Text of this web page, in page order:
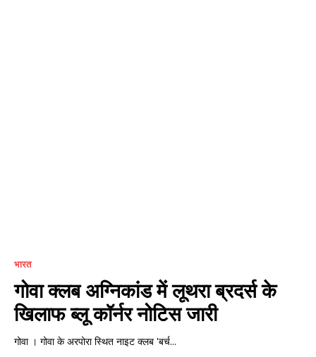
भारत
गोवा क्लब अग्निकांड में लूथरा ब्रदर्स के
खिलाफ ब्लू कॉर्नर नोटिस जारी
गोवा । गोवा के अरपोरा स्थित नाइट क्लब 'बर्च...